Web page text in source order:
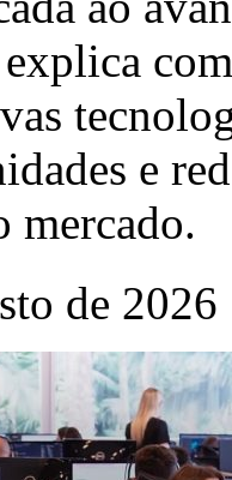
e
mercado.
de 2026